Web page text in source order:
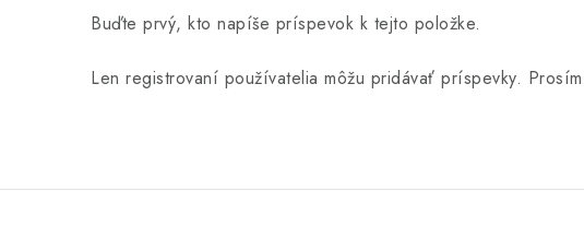
Buďte prvý, kto napíše príspevok k tejto položke.
Len registrovaní používatelia môžu pridávať príspevky. Prosím